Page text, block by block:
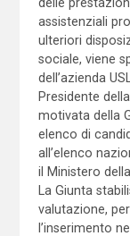
assistenziali
ulteriori
sociale, viene
dell’azienda
Presidente
motivata della
elenco di
all’elenco
il Ministero
La Giunta
valutazione,
l’inserimento